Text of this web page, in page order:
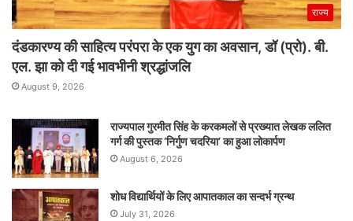
राज्य
दंडकारण्य की साहित्य परंपरा के एक युग का अवसान, डॉ (प्रो). बी.
एल. झा को दी गई भावभीनी श्रद्धांजलि
August 9, 2026
राज्यपाल गुरमीत सिंह के करकमलों से प्रख्यात लेखक ललित
गर्ग की पुस्तक ‘निर्गुण चदरिया’ का हुआ लोकार्पण
August 6, 2026
शोध विद्यार्थियों के लिए आपातकाल का सन्दर्भ ग्रन्थ
July 31, 2026